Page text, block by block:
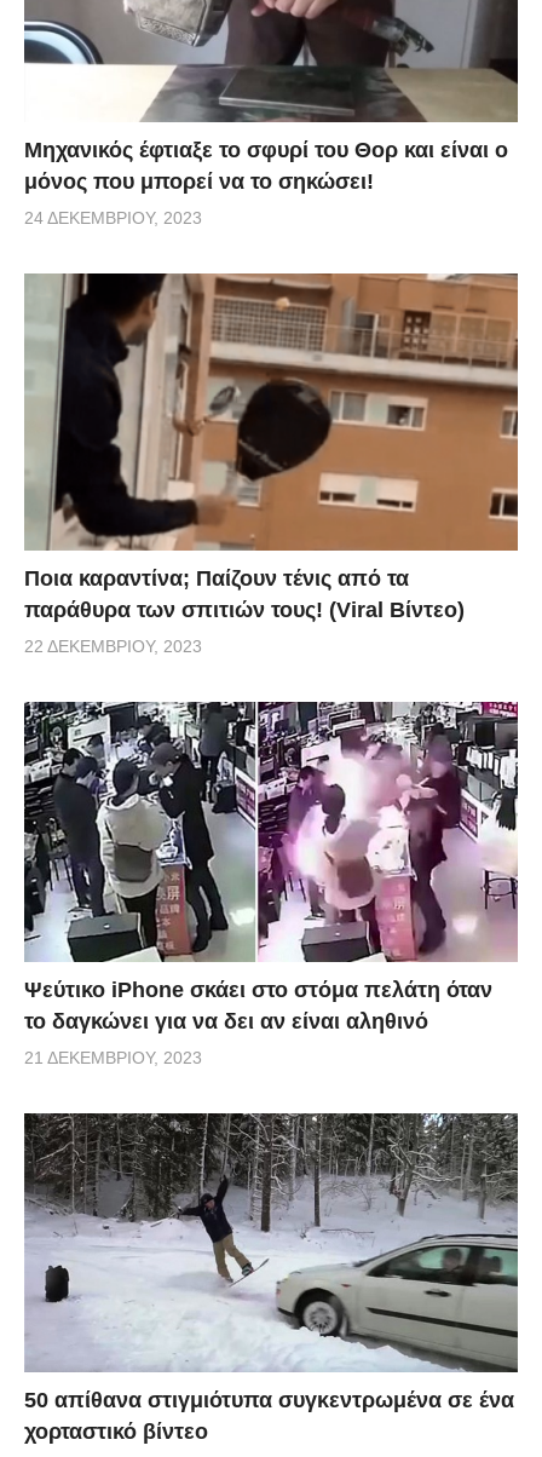
Μηχανικός έφτιαξε το σφυρί του Θορ και είναι ο
μόνος που μπορεί να το σηκώσει!
24 ΔΕΚΕΜΒΡΊΟΥ, 2023
Ποια καραντίνα; Παίζουν τένις από τα
παράθυρα των σπιτιών τους! (Viral Βίντεο)
22 ΔΕΚΕΜΒΡΊΟΥ, 2023
Ψεύτικο iPhone σκάει στο στόμα πελάτη όταν
το δαγκώνει για να δει αν είναι αληθινό
21 ΔΕΚΕΜΒΡΊΟΥ, 2023
50 απίθανα στιγμιότυπα συγκεντρωμένα σε ένα
χορταστικό βίντεο